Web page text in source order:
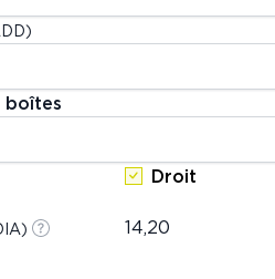
boîtes
Droit